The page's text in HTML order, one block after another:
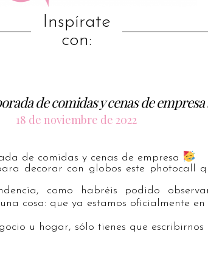
Inspírate
con:
de comidas y cenas de
18 de noviembre de 2022
de comidas y cenas de empresa
decorar con globos este photocall
como habréis podido
cosa: que ya estamos oficialmente
u hogar, sólo tienes que escribirnos